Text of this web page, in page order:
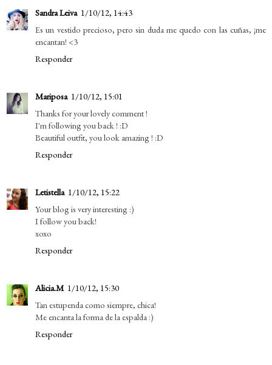
Sandra Leiva 1/10/12, 14:43
Es un vestido precioso, pero sin duda me quedo con las cuñas, ¡me
encantan! <3
Responder
Mariposa 1/10/12, 15:01
Thanks for your lovely comment !
I'm following you back ! :D
Beautiful outfit, you look amazing ! :D
Responder
Letistella 1/10/12, 15:22
Your blog is very interesting :)
I follow you back!
xoxo
Responder
Alicia.M 1/10/12, 15:30
Tan estupenda como siempre, chica!
Me encanta la forma de la espalda :)
Responder